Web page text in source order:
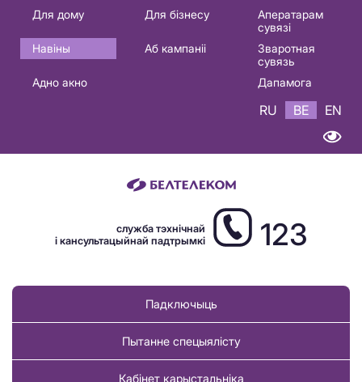
Основная
навигация
BE
Для дому Для бізнесу
Аператарам
сувязі
Навіны
Аб кампаніі
Зваротная
сувязь
Адно акно
Дапамога
RU BE EN
служба тэхнічнай
і кансультацыйнай падтрымкі
123
Падключыць
Пытанне спецыялісту
Кабінет карыстальніка